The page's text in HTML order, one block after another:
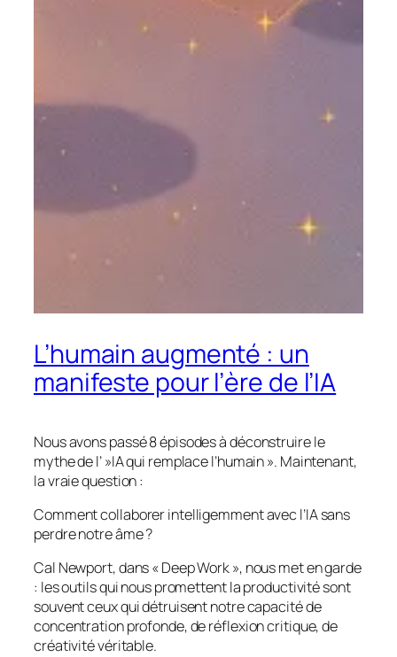
L’humain augmenté : un
manifeste pour l’ère de l’IA
Nous avons passé 8 épisodes à déconstruire le
mythe de l’ »IA qui remplace l’humain ». Maintenant,
la vraie question :
Comment collaborer intelligemment avec l’IA sans
perdre notre âme ?
Cal Newport, dans « Deep Work », nous met en garde
: les outils qui nous promettent la productivité sont
souvent ceux qui détruisent notre capacité de
concentration profonde, de réflexion critique, de
créativité véritable.